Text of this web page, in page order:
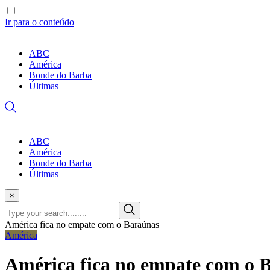
Ir para o conteúdo
ABC
América
Bonde do Barba
Últimas
ABC
América
Bonde do Barba
Últimas
×
América fica no empate com o Baraúnas
América
América fica no empate com o